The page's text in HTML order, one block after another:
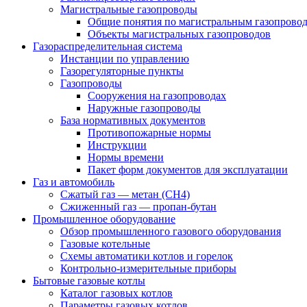
Магистральные газопроводы
Общие понятия по магистральным
Объекты магистральных газопроводов
Газораспределительная система
Инстанции по управлению
Газорегуляторные пункты
Газопроводы
Сооружения на газопроводах
Наружные газопроводы
База нормативных документов
Противопожарные нормы
Инструкции
Нормы времени
Пакет форм документов для эксплуатации
Газ и автомобиль
Сжатый газ — метан (CH4)
Сжиженный газ — пропан-бутан
Промышленное оборудование
Обзор промышленного газового оборудования
Газовые котельные
Схемы автоматики котлов и горелок
Контрольно-измерительные приборы
Бытовые газовые котлы
Каталог газовых котлов